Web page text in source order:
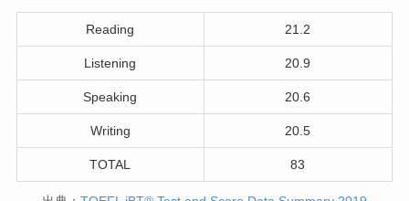
Reading 21.2
Listening 20.9
Speaking 20.6
Writing 20.5
TOTAL 83